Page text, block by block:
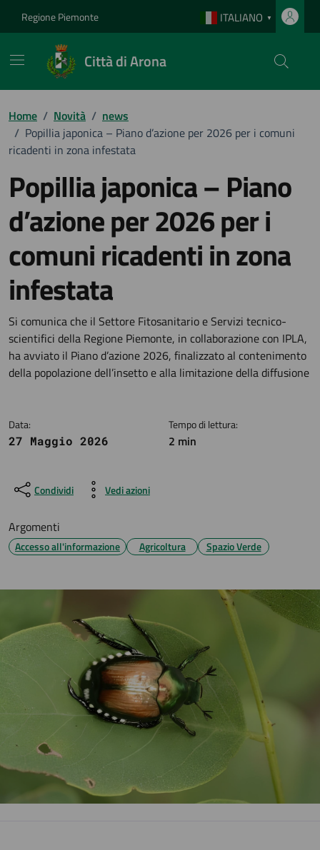
Regione Piemonte ITALIANO ▼
Città di Arona
Home / Novità / news
/ Popillia japonica – Piano d’azione per 2026 per i comuni
ricadenti in zona infestata
Popillia japonica – Piano
d’azione per 2026 per i
comuni ricadenti in zona
infestata
Dettagli della notizia
Si comunica che il Settore Fitosanitario e Servizi tecnico-
scientifici della Regione Piemonte, in collaborazione con IPLA,
ha avviato il Piano d’azione 2026, finalizzato al contenimento
della popolazione dell’insetto e alla limitazione della diffusione
Data:
27 Maggio 2026
Tempo di lettura:
2 min
Condividi Vedi azioni
Argomenti
Accesso all'informazione Agricoltura Spazio Verde